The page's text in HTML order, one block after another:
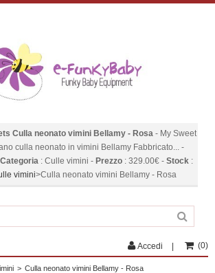
Culla neonato vimini Bellamy - Rosa- My Sweet
culla neonato in vimini Bellamy Fabbricato... -
Categoria : Culle vimini - Prezzo : 329.00€ - Stock :
vimini>Culla neonato vimini Bellamy - Rosa
Accedi (0)
> Culla neonato vimini Bellamy - Rosa